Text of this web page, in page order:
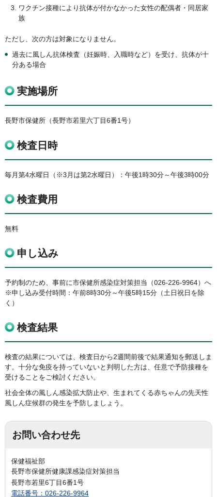
ワクチン接種により抗体が付かなかった女性の配偶者・同居家
族
ただし、次の方は対象になりません。
過去に風しん抗体検査（妊娠時、入職時など）を受け、抗体が十
分ある場合
実施場所
長野市保健所（長野市若里六丁目6番1号）
検査日時
毎月第4水曜日（※3月は第2水曜日）：午後1時30分～午後3時00分
検査費用
無料
申し込み
予約制のため、事前に市保健所感染症対策担当（026-226-9964）へ
※申し込み受付時間：午前8時30分～午後5時15分（土日祝日を除
く）
検査結果
検査の結果については、検査日から2週間前後で結果通知を郵送しま
す。十分な免疫を持っていないと判明した方は、任意で予防接種を
受けることをご検討ください。
社会全体の風しん感染拡大防止や、生まれてくる赤ちゃんの先天性
風しん症候群の発生を予防しましょう。
お問い合わせ先
保健福祉部
長野市保健所健康課感染症対策担当
長野市若里6丁目6番1号
電話番号：026-226-9964